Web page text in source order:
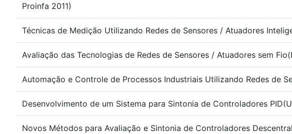
Proinfa 2011)
Técnicas de Medição Utilizando Redes de Sensores / Atuadores
Avaliação das Tecnologias de Redes de Sensores / Atuadores sem
Automação e Controle de Processos Industriais Utilizando Redes de
Desenvolvimento de um Sistema para Sintonia de Controladores
Novos Métodos para Avaliação e Sintonia de Controladores